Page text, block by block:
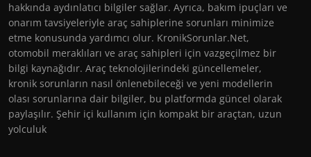
hakkında aydınlatıcı bilgiler sağlar. Ayrıca, bakım ipuçları ve
onarım tavsiyeleriyle araç sahiplerine sorunları minimize
etme konusunda yardımcı olur. KronikSorunlar.Net,
otomobil meraklıları ve araç sahipleri için vazgeçilmez bir
bilgi kaynağıdır. Araç teknolojilerindeki güncellemeler,
kronik sorunların nasıl önlenebileceği ve yeni modellerin
olası sorunlarına dair bilgiler, bu platformda güncel olarak
paylaşılır. Şehir içi kullanım için kompakt bir araçtan, uzun
yolculuk